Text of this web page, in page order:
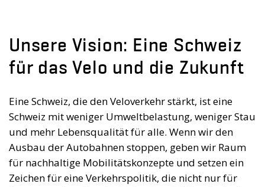
Unsere Vision: Eine Schweiz
für das Velo und die Zukunft
Eine Schweiz, die den Veloverkehr stärkt, ist eine
Schweiz mit weniger Umweltbelastung, weniger Stau
und mehr Lebensqualität für alle. Wenn wir den
Ausbau der Autobahnen stoppen, geben wir Raum
für nachhaltige Mobilitätskonzepte und setzen ein
Zeichen für eine Verkehrspolitik, die nicht nur für